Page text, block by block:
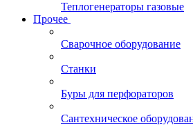
Теплогенераторы газовые
Прочее
Сварочное оборудование
Станки
Буры для перфораторов
Сантехническое